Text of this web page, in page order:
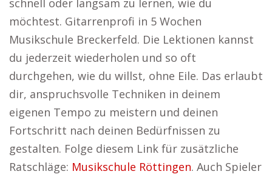
schnell oder langsam zu lernen, wie du
möchtest. Gitarrenprofi in 5 Wochen
Musikschule Breckerfeld. Die Lektionen kannst
du jederzeit wiederholen und so oft
durchgehen, wie du willst, ohne Eile. Das erlaubt
dir, anspruchsvolle Techniken in deinem
eigenen Tempo zu meistern und deinen
Fortschritt nach deinen Bedürfnissen zu
gestalten. Folge diesem Link für zusätzliche
Ratschläge: Musikschule Röttingen. Auch Spieler